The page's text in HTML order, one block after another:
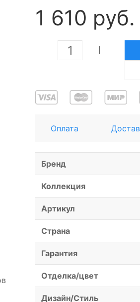
1 610 руб.
Оплата
Бренд
Коллекция
Артикул
Страна
Гарантия
Отделка/цвет
Дизайн/Стиль